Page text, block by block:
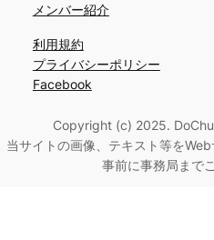
メンバー紹介
利用規約
プライバシーポリシー
Facebook
Copyright (c) 2025.
当サイトの画像、テキスト等を
事前に事務局まで